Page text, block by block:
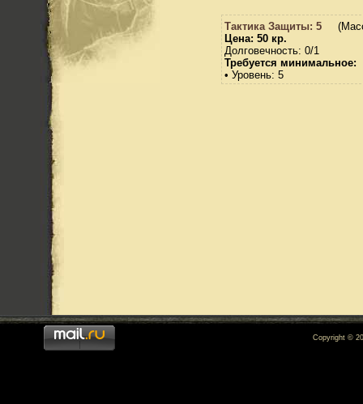
Тактика Защиты: 5
Цена: 50 кр.
Долговечность: 0/1
Требуется минимальное:
• Уровень: 5
Copyright ©